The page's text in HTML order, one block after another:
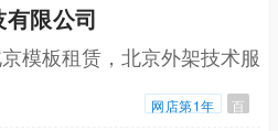
限公司
模板租赁，北京外架技术服
网店第1年 百